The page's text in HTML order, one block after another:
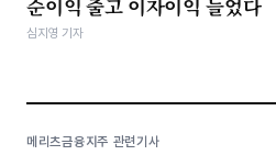
순이익 줄고 이자이익 늘었다
심지영 기자
메리츠금융지주 관련기사